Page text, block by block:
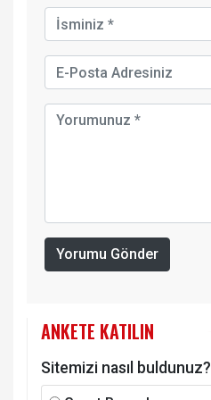
Yorumu Gönder
ANKETE KATILIN
Sitemizi nasıl buldunuz?